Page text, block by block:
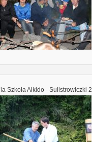
Szkoła Aikido - Sulistrowiczki